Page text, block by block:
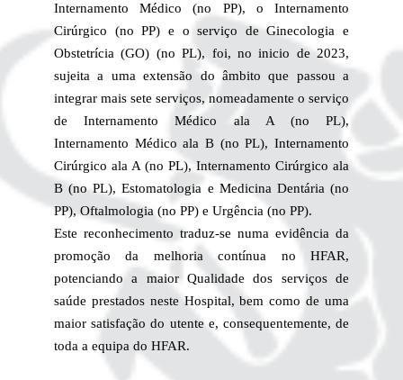
Internamento Médico (no PP), o Internamento
Cirúrgico (no PP) e o serviço de Ginecologia e
Obstetrícia (GO) (no PL), foi, no inicio de 2023,
sujeita a uma extensão do âmbito que passou a
integrar mais sete serviços, nomeadamente o serviço
de Internamento Médico ala A (no PL),
Internamento Médico ala B (no PL), Internamento
Cirúrgico ala A (no PL), Internamento Cirúrgico ala
B (no PL), Estomatologia e Medicina Dentária (no
PP), Oftalmologia (no PP) e Urgência (no PP).
Este reconhecimento traduz-se numa evidência da
promoção da melhoria contínua no HFAR,
potenciando a maior Qualidade dos serviços de
saúde prestados neste Hospital, bem como de uma
maior satisfação do utente e, consequentemente, de
toda a equipa do HFAR.